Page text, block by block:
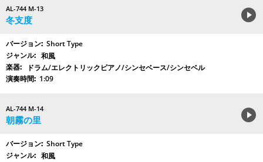
AL-744 M-13
冬支度
Short Type
和風
ドラム/エレクトリックピアノ/シンセベース/シンセベル
1:09
AL-744 M-14
朝霧の里
Short Type
和風